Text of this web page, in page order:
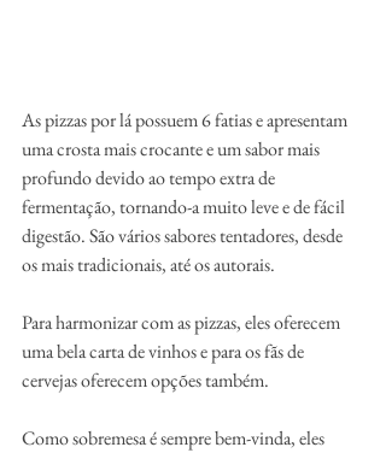
As pizzas por lá possuem 6 fatias e apresentam
uma crosta mais crocante e um sabor mais
profundo devido ao tempo extra de
fermentação, tornando-a muito leve e de fácil
digestão. São vários sabores tentadores, desde
os mais tradicionais, até os autorais.
Para harmonizar com as pizzas, eles oferecem
uma bela carta de vinhos e para os fãs de
cervejas oferecem opções também.
Como sobremesa é sempre bem-vinda, eles